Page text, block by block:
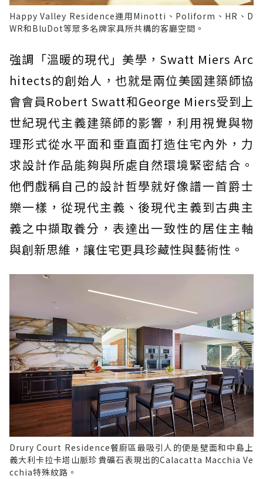
Happy Valley Residence運用Minotti、Poliform、HR、D
WR和BluDot等眾多名牌家具所共構的客廳空間。
強調「溫暖的現代」美學，Swatt Miers Arc
hitects的創始人，也就是兩位美國建築師協
會會員Robert Swatt和George Miers受到上
世紀現代主義建築師的影響，利用視覺與物
理形式從水平面和垂直面打造住宅內外，力
求設計作品能夠與所處自然環境緊密結合。
他們戲稱自己的設計哲學就好像譜一首爵士
樂一樣，從現代主義、後現代主義到古典主
義之中擷取養分，表達出一致性的居住主軸
與創新思維，讓住宅更具珍藏性與藝術性。
Drury Court Residence餐廚區最吸引人的便是壁面和中島上
義大利卡拉卡塔山脈珍貴礦石表現出的Calacatta Macchia Ve
cchia特殊紋路。